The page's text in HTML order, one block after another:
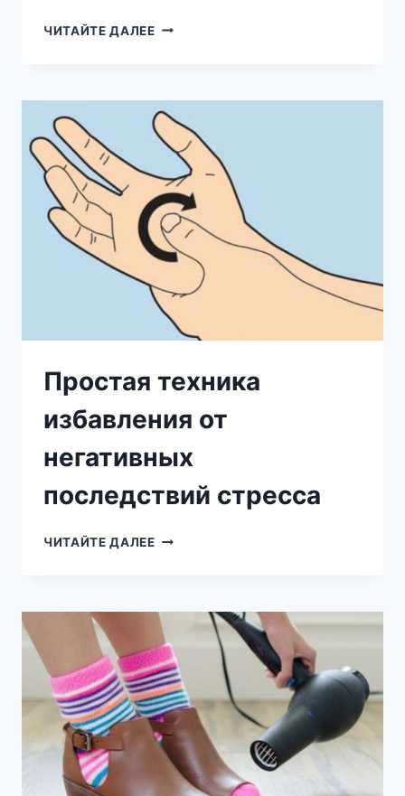
ЧИТАЙТЕ ДАЛЕЕ19
НЕ
ЗНАТЬ
КОТОРЫЕ
ПРОСТО
СТЫДНО!
Простая техника
избавления от
негативных
последствий стресса
ЧИТАЙТЕ ДАЛЕЕПРОСТАЯ
НЕГАТИВНЫХ
ПОСЛЕДСТВИЙ
СТРЕССА